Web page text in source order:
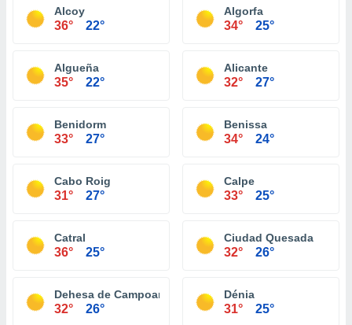
Alcoy
36° 22°
Algorfa
34° 25°
Algueña
35° 22°
Alicante
32° 27°
Benidorm
33° 27°
Benissa
34° 24°
Cabo Roig
31° 27°
Calpe
33° 25°
Catral
36° 25°
Ciudad Quesada
32° 26°
Dehesa de Campoamor
32° 26°
Dénia
31° 25°